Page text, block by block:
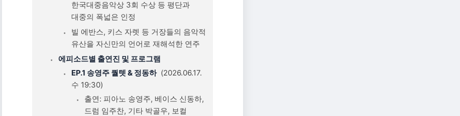
한국대중음악상 3회 수상 등 평단과
대중의 폭넓은 인정
빌 에반스, 키스 자렛 등 거장들의 음악적
유산을 자신만의 언어로 재해석한 연주
에피소드별 출연진 및 프로그램
EP.1 송영주 퀄텟 & 정동하 (2026.06.17.
수 19:30)
출연: 피아노 송영주, 베이스 신동하,
드럼 임주찬, 기타 박골우, 보컬